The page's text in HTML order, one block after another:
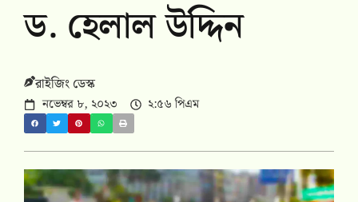
ড. হেলাল উদ্দিন
রাইজিং ডেস্ক
নভেম্বর ৮, ২০২৩ ২:৫৬ পিএম